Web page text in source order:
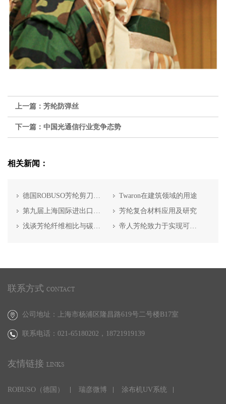
上一篇： 芳纶防弹丝
下一篇： 中国光通信行业竞争态势
相关新闻：
德国ROBUSO芳纶剪刀的历史
Twaron在建筑领域的用途
第九届上海国际进出口轴承及轴承装备展览会
芳纶复合材料应用及研究
浅谈芳纶纤维相比与碳纤维的优势
帝人芳纶致力于实现可持续发展、透明度和可衡量影响力。
联系方式 CONTACT
公司地址：上海市杨浦区隆昌路619号二号楼B17室
联系电话：021-65180202， 18721919139
友情链接 LINKS
ROBUSO（德国） 瑞彦微博 涂布机UV系统